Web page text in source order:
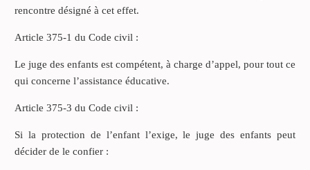
rencontre désigné à cet effet.
Article 375-1 du Code civil :
Le juge des enfants est compétent, à charge d’appel, pour tout ce
qui concerne l’assistance éducative.
Article 375-3 du Code civil :
Si la protection de l’enfant l’exige, le juge des enfants peut
décider de le confier :